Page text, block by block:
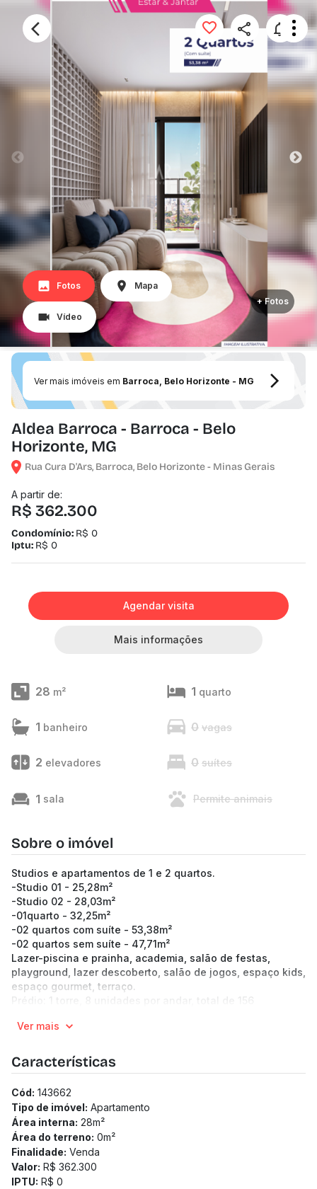
Fotos Mapa
Vídeo
+ Fotos
Ver mais imóveis em Barroca, Belo Horizonte - MG
Aldea Barroca - Barroca - Belo
Horizonte, MG
Rua Cura D'Ars, Barroca, Belo Horizonte - Minas Gerais
A partir de:
R$ 362.300
Condomínio: R$ 0
Iptu: R$ 0
Agendar visita
Mais informações
28 m² 1 quarto
1 banheiro 0 vagas
2 elevadores 0 suítes
1 sala Permite animais
Sobre o imóvel
Studios e apartamentos de 1 e 2 quartos.
-Studio 01 - 25,28m²
-Studio 02 - 28,03m²
-01quarto - 32,25m²
-02 quartos com suíte - 53,38m²
-02 quartos sem suíte - 47,71m²
Lazer-piscina e prainha, academia, salão de festas,
playground, lazer descoberto, salão de jogos, espaço kids,
espaço gourmet, terraço.
Prédio: 1 torre, 8 unidades por andar, total de 156
eclusa, bicicletário, lavanderia, mini mercado.
Ver mais
Características
Cód: 143662
Tipo de imóvel: Apartamento
Área interna: 28m²
Área do terreno: 0m²
Finalidade: Venda
Valor: R$ 362.300
IPTU: R$ 0